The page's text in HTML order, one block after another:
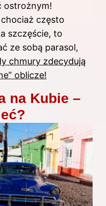
ostrożnym!
często
szczęście, to
ze sobą parasol,
chmury zdecydują
oblicze!
na Kubie –